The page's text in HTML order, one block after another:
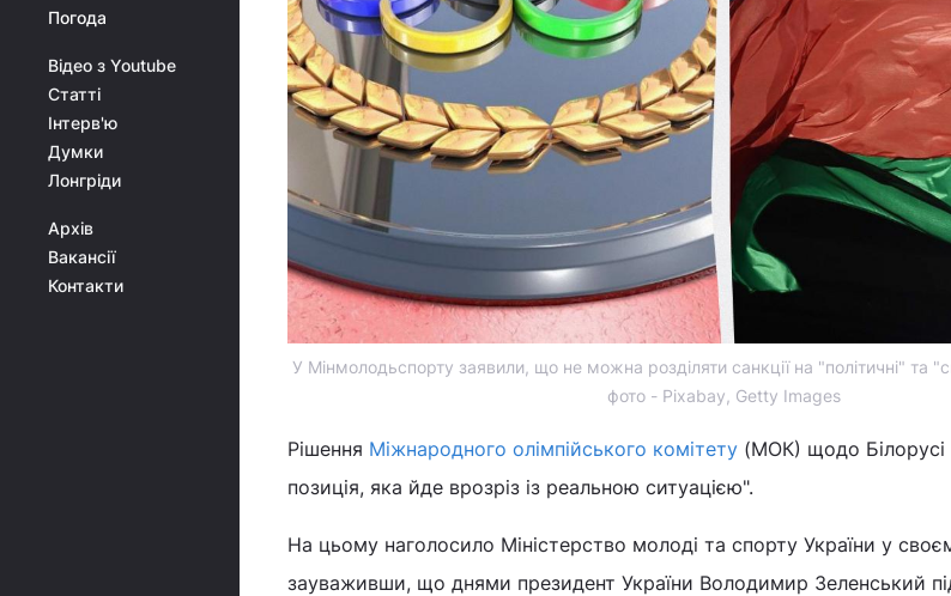
Погода
Відео з Youtube
Статті
Інтерв'ю
Думки
Лонгріди
Архів
Вакансії
Контакти
У Мінмолодьспорту заявили, що не можна розділяти санкції на "політичні" та
фото - Pixabay, Getty Images
Рішення Міжнародного олімпійського комітету (МОК) щодо Білорусі
позиція, яка йде врозріз із реальною ситуацією".
На цьому наголосило Міністерство молоді та спорту України у
зауваживши, що днями президент України Володимир Зеленський